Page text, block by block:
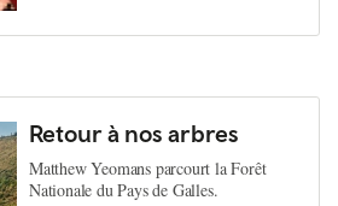
Retour à nos arbres
Matthew Yeomans parcourt la Forêt
Nationale du Pays de Galles.